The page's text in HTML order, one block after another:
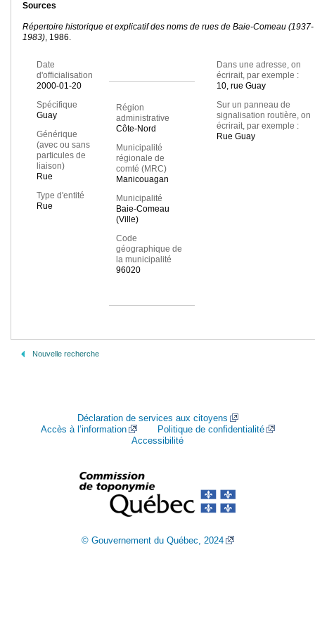
Sources
Répertoire historique et explicatif des noms de rues de Baie-Comeau (1937-
1983), 1986.
Date
d'officialisation
2000-01-20
Spécifique
Guay
Générique
(avec ou sans
particules de
liaison)
Rue
Type d'entité
Rue
Région
administrative
Côte-Nord
Municipalité
régionale de
comté (MRC)
Manicouagan
Municipalité
Baie-Comeau
(Ville)
Code
géographique de
la municipalité
96020
Dans une adresse, on
écrirait, par exemple :
10, rue Guay
Sur un panneau de
signalisation routière, on
écrirait, par exemple :
Rue Guay
Nouvelle recherche
Déclaration de services aux citoyens
Accès à l’information
Politique de confidentialité
Accessibilité
© Gouvernement du Québec, 2024